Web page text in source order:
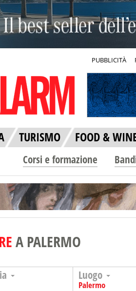
PUBBLICITÀ
TURISMO FOOD &
Corsi e formazione
A PALERMO
Luogo
Palermo